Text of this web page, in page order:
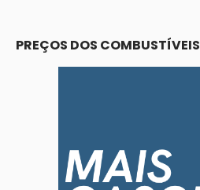
PREÇOS DOS COMBUSTÍVEIS